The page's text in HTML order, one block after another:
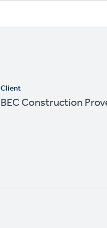
Client
BEC Construction